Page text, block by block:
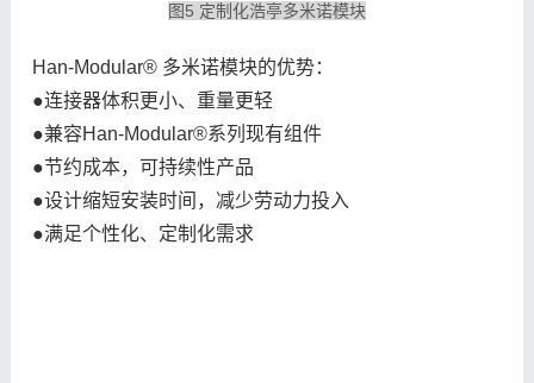
图5 定制化浩亭多米诺模块
Han-Modular® 多米诺模块的优势：
●连接器体积更小、重量更轻
●兼容Han-Modular®系列现有组件
●节约成本，可持续性产品
●设计缩短安装时间，减少劳动力投入
●满足个性化、定制化需求